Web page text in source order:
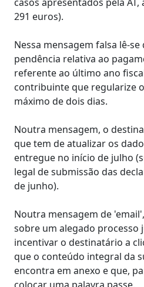
291 euros).
Nessa mensagem falsa lê-
pendência relativa ao
referente ao último ano
contribuinte que regularize
máximo de dois dias.
Noutra mensagem, o
que tem de atualizar os
entregue no início de julho
legal de submissão das
de junho).
Noutra mensagem de
sobre um alegado processo
incentivar o destinatário a
que o conteúdo integral da
encontra em anexo e que,